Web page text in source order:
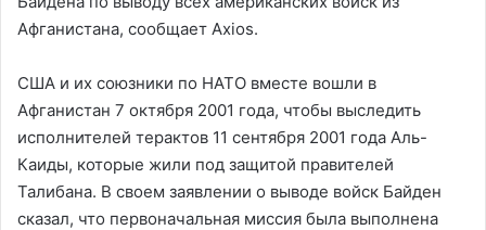
Афганистана, сообщает Axios.
США и их союзники по НАТО вместе вошли в
Афганистан 7 октября 2001 года, чтобы выследить
исполнителей терактов 11 сентября 2001 года Аль-
Каиды, которые жили под защитой правителей
Талибана. В своем заявлении о выводе войск Байден
сказал, что первоначальная миссия была выполнена